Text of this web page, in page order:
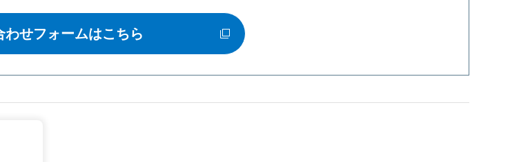
わせフォームはこちら
新規ウィンドウを開きます